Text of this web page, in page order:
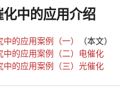
中的应用介绍
的应用案例（一）
（本文）
中的应用案例（二）电催化
中的应用案例（三）光催化